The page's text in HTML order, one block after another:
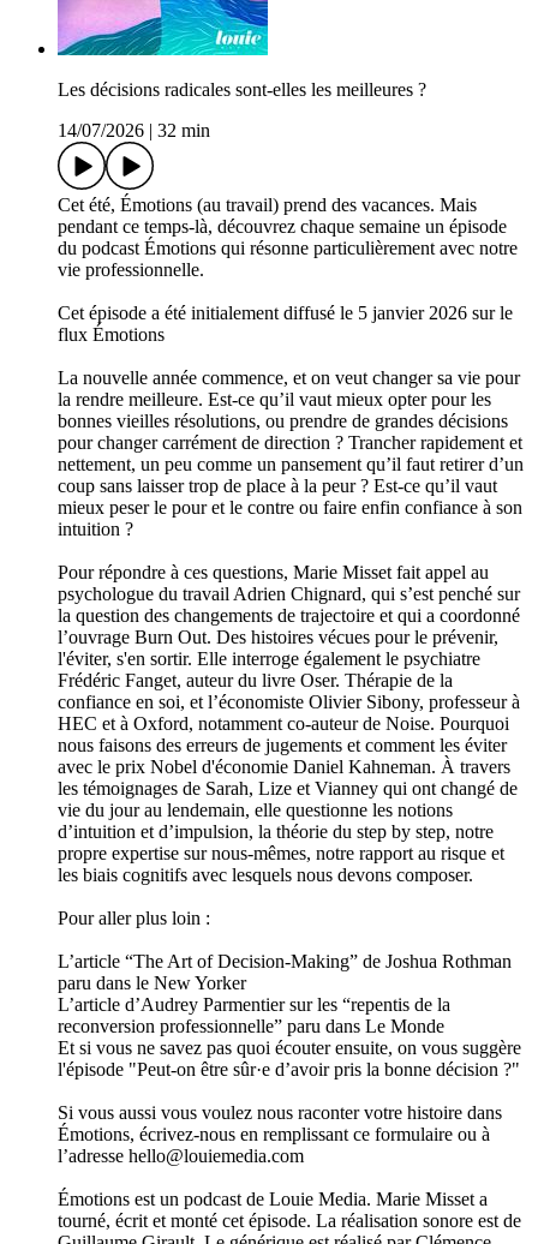
Les décisions radicales sont-elles les meilleures ?
14/07/2026
32 min
Cet été, Émotions (au travail) prend des vacances. Mais
pendant ce temps-là, découvrez chaque semaine un épisode
du podcast Émotions qui résonne particulièrement avec notre
vie professionnelle.
Cet épisode a été initialement diffusé le 5 janvier 2026 sur le
flux Émotions
La nouvelle année commence, et on veut changer sa vie pour
la rendre meilleure. Est-ce qu’il vaut mieux opter pour les
bonnes vieilles résolutions, ou prendre de grandes décisions
pour changer carrément de direction ? Trancher rapidement et
nettement, un peu comme un pansement qu’il faut retirer d’un
coup sans laisser trop de place à la peur ? Est-ce qu’il vaut
mieux peser le pour et le contre ou faire enfin confiance à son
intuition ?
Pour répondre à ces questions, Marie Misset fait appel au
psychologue du travail Adrien Chignard, qui s’est penché sur
la question des changements de trajectoire et qui a coordonné
l’ouvrage Burn Out. Des histoires vécues pour le prévenir,
l'éviter, s'en sortir. Elle interroge également le psychiatre
Frédéric Fanget, auteur du livre Oser. Thérapie de la
confiance en soi, et l’économiste Olivier Sibony, professeur à
HEC et à Oxford, notamment co-auteur de Noise. Pourquoi
nous faisons des erreurs de jugements et comment les éviter
avec le prix Nobel d'économie Daniel Kahneman. À travers
les témoignages de Sarah, Lize et Vianney qui ont changé de
vie du jour au lendemain, elle questionne les notions
d’intuition et d’impulsion, la théorie du step by step, notre
propre expertise sur nous-mêmes, notre rapport au risque et
les biais cognitifs avec lesquels nous devons composer.
Pour aller plus loin :
L’article “The Art of Decision-Making” de Joshua Rothman
paru dans le New Yorker
L’article d’Audrey Parmentier sur les “repentis de la
reconversion professionnelle” paru dans Le Monde
Et si vous ne savez pas quoi écouter ensuite, on vous suggère
l'épisode "Peut-on être sûr·e d’avoir pris la bonne décision ?"
Si vous aussi vous voulez nous raconter votre histoire dans
Émotions, écrivez-nous en remplissant ce formulaire ou à
l’adresse hello@louiemedia.com
Émotions est un podcast de Louie Media. Marie Misset a
tourné, écrit et monté cet épisode. La réalisation sonore est de